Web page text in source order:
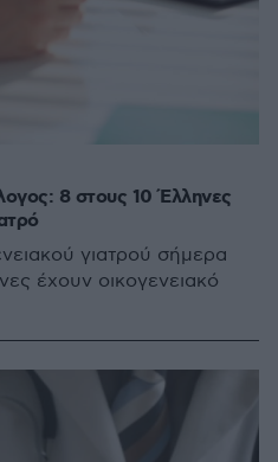
8 στους 10 Έλληνες
γιατρού σήμερα
έχουν οικογενειακό